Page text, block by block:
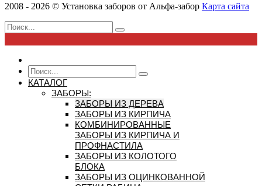
2008 - 2026 © Установка заборов от Альфа-забор Карта сайта
КАТАЛОГ
ЗАБОРЫ:
ЗАБОРЫ ИЗ ДЕРЕВА
ЗАБОРЫ ИЗ КИРПИЧА
КОМБИНИРОВАННЫЕ
ЗАБОРЫ ИЗ КИРПИЧА И
ПРОФНАСТИЛА
ЗАБОРЫ ИЗ КОЛОТОГО
БЛОКА
ЗАБОРЫ ИЗ ОЦИНКОВАННОЙ